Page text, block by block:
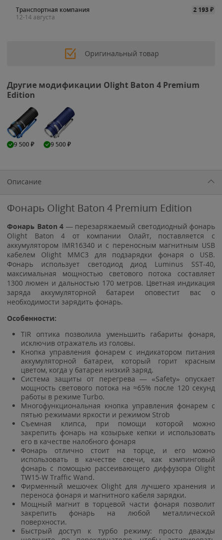
Транспортная компания
2 193₽
12-14 августа
Оригинальный товар
Другие модификации Olight Baton 4 Premium
Edition
9 500₽ 9 500₽
Описание
Фонарь Olight Baton 4 Premium Edition
Фонарь Baton 4 — перезаряжаемый светодиодный фонарь
Olight Baton 4 от компании Олайт, поставляется с
аккумулятором IMR16340 и с переносным магнитным USB
кабелем Olight MMC3 для подзарядки фонаря о USB.
Фонарь использует светодиод диод Luminus SST-40,
максимальная мощностью светового потока составляет
1300 люмен и дальностью 170 метров. Цветная индикация
заряда аккумуляторной батареи оповестит вас о
необходимости зарядить фонарь.
Особенности:
TIR оптика позволила уменьшить габариты фонаря,
исключив отражатель из головы.
Кнопка управления фонарем с индикатором питания
аккумуляторной батареи, который горит красным
цветом, когда у батареи низкий заряд.
Система защиты от перегрева — «Safety» опускает
мощность светового потока на ≈65% после 120 секунд
работы в режиме Turbo.
Многофункциональная кнопка управления фонарем с
пятью режимами яркости и режимом Strob
Съемная клипса, при помощи которой можно
закрепить фонарь на козырьке кепки и использовать
его в качестве налобного фонаря
Фонарь отлично стоит на торце, и его можно
использовать в качестве свечи, как кэмпинговый
фонарь с помощью рассеивающего диффузора Olight
TW15-W Traffic Wand.
Фирменный мешочек Olight для лучшего хранения и
переноса фонаря и магнитного кабеля зарядки.
Мощный магнит в торцевой части фонаря позволит
закрепить фонарь на любой металлической
поверхности.
Быстрый доступ к турбо режиму: просто дважды